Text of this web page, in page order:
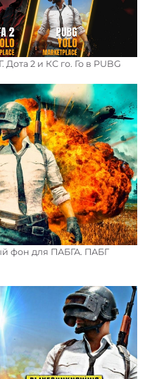
Дота 2 и КС го. Го в PUBG
фон для ПАБГА. ПАБГ